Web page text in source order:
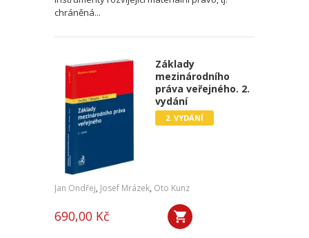
chráněná...
Základy
mezinárodního
práva veřejného. 2.
vydání
2. VYDÁNÍ
Jan Ondřej, Josef Mrázek, Oto Kunz
690,00 Kč